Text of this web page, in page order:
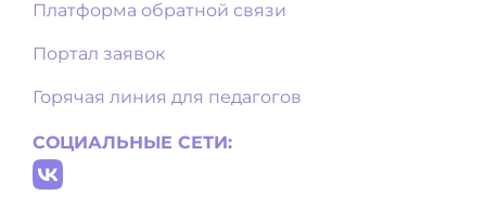
Платформа обратной связи
Портал заявок
Горячая линия для педагогов
СОЦИАЛЬНЫЕ СЕТИ: